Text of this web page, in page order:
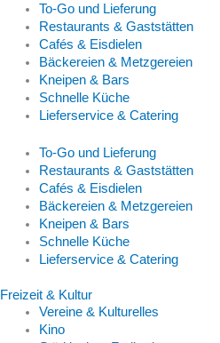
To-Go und Lieferung
Restaurants & Gaststätten
Cafés & Eisdielen
Bäckereien & Metzgereien
Kneipen & Bars
Schnelle Küche
Lieferservice & Catering
To-Go und Lieferung
Restaurants & Gaststätten
Cafés & Eisdielen
Bäckereien & Metzgereien
Kneipen & Bars
Schnelle Küche
Lieferservice & Catering
Freizeit & Kultur
Vereine & Kulturelles
Kino